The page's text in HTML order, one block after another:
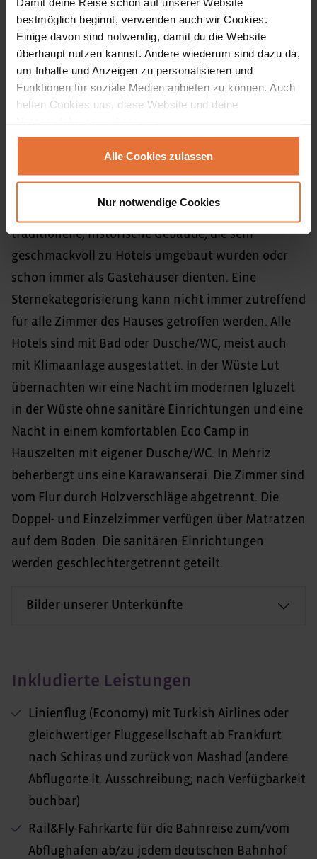
bestmöglich beginnt, verwenden auch wir Cookies.
Einige davon sind notwendig, damit du die Website
überhaupt nutzen kannst. Andere wiederum sind dazu da,
um Inhalte und Anzeigen zu personalisieren und
Funktionen für soziale Medien anbieten zu können. Auch
helfen Cookies uns, diese Website und deine
Alle Cookies zulassen
Nur notwendige Cookies
Fluginformationen
Länderinformation
Unterkünfte
***–***** Hotels. Teilweise handelt es sich um
traditionelle, historische Gebäude, die sehr
geschmackvoll zu Hotels umgebaut wurden oder
schon immer als Gästehäuser dienten. Eine
Sternekategorisierung kann nicht immer zutreffend
für alle Zimmer des Hauses getroffen werden. Alle
Hotels sind mit Bad oder Dusche/WC, meist auch
mit Klimaanlage ausgestattet. In der Wüste Lut
übernachten wir eine Nacht im modernen Igluzelt
in der Wüste ohne sanitäre Einrichtungen und eine
Nacht in einem komfortablen Eco Camp in
Hauszelten mit eigener Dusche/WC. In Mehriz
beherbergt uns eine Karawanserai. Die Zimmer sind
vom Flur durch Holzverschläge abgetrennt. Die
Doppel- und Einzelzimmer verfügen über Matratzen
auf dem Boden. Die sanitären Einrichtungen
werden geschlechtergetrennt geteilt.
Bilder unserer Unterkünfte
Inkludierte Leistungen
Linienflug (Economy) mit Turkish Airlines oder
gleichwertiger Fluggesellschaft ab Frankfurt
nach Schiras und zurück von Mashad (andere
Abflugorte lt. Ausschreibung; nach Verfügbarkeit
buchbar)
Rail&Fly-Fahrkarte für die Bahnreise zum/vom
Abflughafen ab/zu jedem deutschen Bahnhof